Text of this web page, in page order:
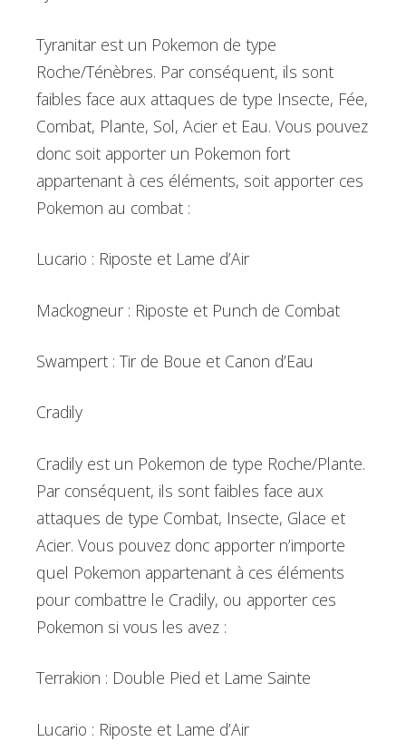
Tyranitar est un Pokemon de type
Roche/Ténèbres. Par conséquent, ils sont
faibles face aux attaques de type Insecte, Fée,
Combat, Plante, Sol, Acier et Eau. Vous pouvez
donc soit apporter un Pokemon fort
appartenant à ces éléments, soit apporter ces
Pokemon au combat :
Lucario : Riposte et Lame d’Air
Mackogneur : Riposte et Punch de Combat
Swampert : Tir de Boue et Canon d’Eau
Cradily
Cradily est un Pokemon de type Roche/Plante.
Par conséquent, ils sont faibles face aux
attaques de type Combat, Insecte, Glace et
Acier. Vous pouvez donc apporter n’importe
quel Pokemon appartenant à ces éléments
pour combattre le Cradily, ou apporter ces
Pokemon si vous les avez :
Terrakion : Double Pied et Lame Sainte
Lucario : Riposte et Lame d’Air